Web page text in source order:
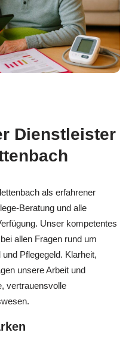
Dienstleister
als erfahrener
Beratung und alle
Unser kompetentes
allen Fragen rund um
Pflegegeld. Klarheit,
unsere Arbeit und
vertrauensvolle